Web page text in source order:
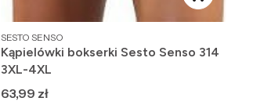
PRODUCENT
SESTO SENSO
Kąpielówki bokserki Sesto Senso 314
3XL-4XL
Cena
63,99 zł